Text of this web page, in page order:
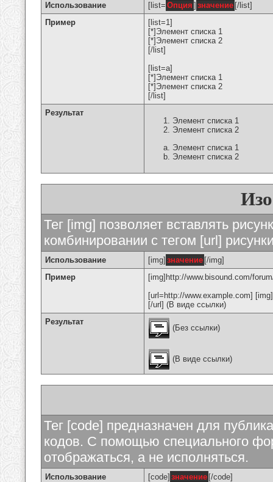
Использование [list= Опция ] значение [/list]
Пример
[list=1]
[*]Элемент списка 1
[*]Элемент списка 2
[/list]
[list=a]
[*]Элемент списка 1
[*]Элемент списка 2
[/list]
Результат
Элемент списка 1
Элемент списка 2
Элемент списка 1
Элемент списка 2
Тег [img] позволяет вставлять
комбинировании с тегом [url]
Использование [img] значение [/img]
Пример
[img]http://www.bisound.com/
[url=http://www.example.com]
[/url] (В виде ссылки)
Результат
(Без ссылки)
(В виде ссылки)
Тег [code] предназначен для
кодов. С помощью специального
отображаться, а не исполняться.
Использование [code] значение [/code]